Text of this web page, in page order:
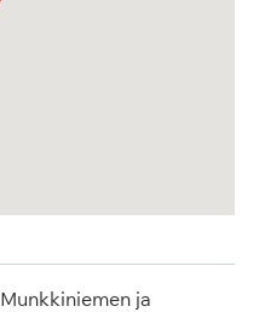
Munkkiniemen ja